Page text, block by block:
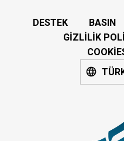
DESTEK BASIN
GIZLILIK